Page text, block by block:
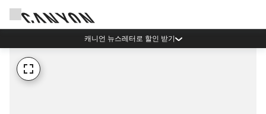
캐니언 뉴스레터로 할인 받기